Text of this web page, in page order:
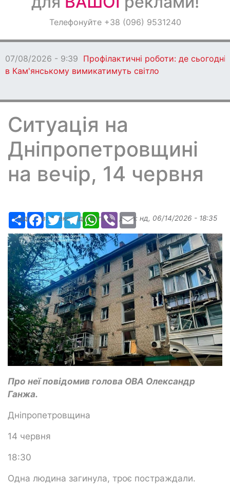
ОголошенняТелефонуйте +38 (096) 9531240
07/08/2026 - 9:39 Профілактичні роботи: де сьогодні
в Кам'янському вимикатимуть світло
Ситуація на
Дніпропетровщині
на вечір, 14 червня
РесурсFacebook
TwitterTelegramWhatsApp
ViberEmail
Надіслав:Александр Бугаев, дата: нд, 06/14/2026 - 18:35
Про неї повідомив голова ОВА Олександр
Ганжа.
Дніпропетровщина
14 червня
18:30
Одна людина загинула, троє постраждали.